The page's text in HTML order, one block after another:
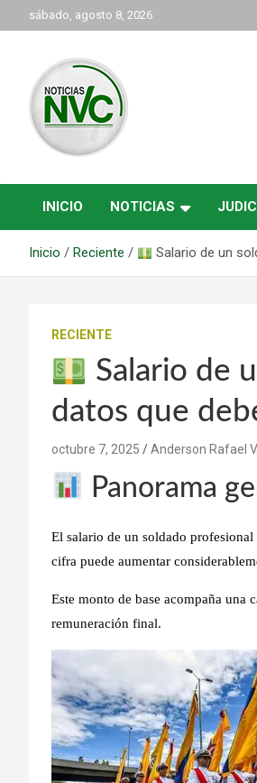
al
sábado, agosto 8, 2026
NVC Noticias
INICIO NOTICIAS
Inicio Reciente Salario de un
RECIENTE
Salario de
datos que
octubre 7, 2025 Anderson Rafael
Panorama
El salario de un soldado
cifra puede aumentar
Este monto de base acompaña una
remuneración final.